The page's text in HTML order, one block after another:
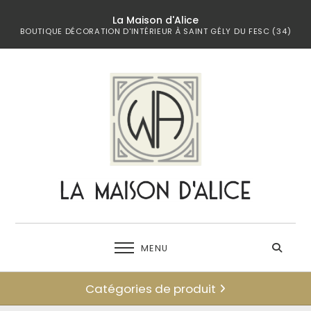
La Maison d'Alice
BOUTIQUE DÉCORATION D'INTÉRIEUR À SAINT GÉLY DU FESC (34)
MENU
Catégories de produit
← retour